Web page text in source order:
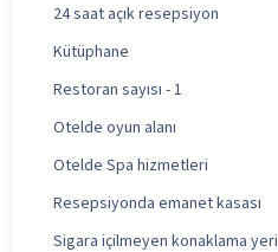
24 saat açık resepsiyon
Kütüphane
Restoran sayısı - 1
Otelde oyun alanı
Otelde Spa hizmetleri
Resepsiyonda emanet kasası
Sigara içilmeyen konaklama yeri